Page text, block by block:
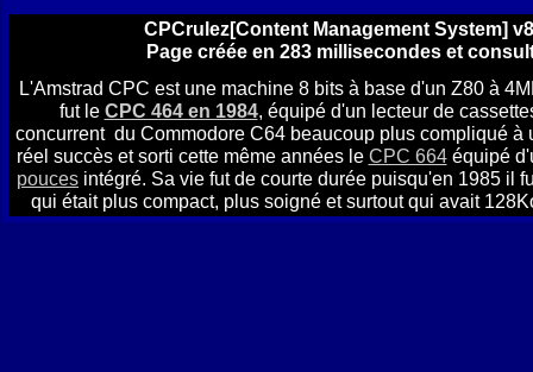
CPCrulez[Content Management System]
Page créée en 283 millisecondes et
L'Amstrad CPC est une machine 8 bits à base d'un Z80 à
fut le CPC 464 en 1984, équipé d'un lecteur de
concurrent du Commodore C64 beaucoup plus compliqué à
réel succès et sorti cette même années le CPC 664équipé
pouces intégré. Sa vie fut de courte durée puisqu'en 1985 il
qui était plus compact, plus soigné et surtout qui avait